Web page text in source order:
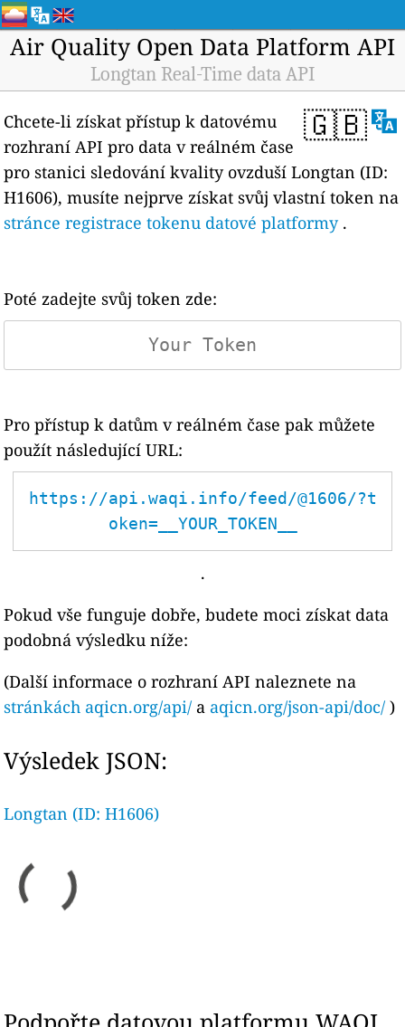
Air Quality Open Data Platform API
Longtan Real-Time data API
🇬🇧
Chcete-li získat přístup k datovému
rozhraní API pro data v reálném čase
pro stanici sledování kvality ovzduší Longtan (ID:
H1606), musíte nejprve získat svůj vlastní token na
stránce registrace tokenu datové platformy.
Poté zadejte svůj token zde:
Pro přístup k datům v reálném čase pak můžete
použít následující URL:
https://api.waqi.info/feed/@1606/?t
oken=__YOUR_TOKEN__
.
Pokud vše funguje dobře, budete moci získat data
podobná výsledku níže:
(Další informace o rozhraní API naleznete na
stránkách aqicn.org/api/ a aqicn.org/json-api/doc/ )
Výsledek JSON:
Longtan (ID: H1606)